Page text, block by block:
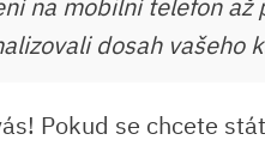
na mobilní telefon
dosah vašeho
Pokud se chcete